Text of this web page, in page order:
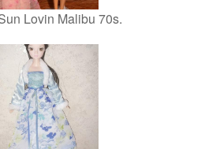
Lovin Malibu 70s.